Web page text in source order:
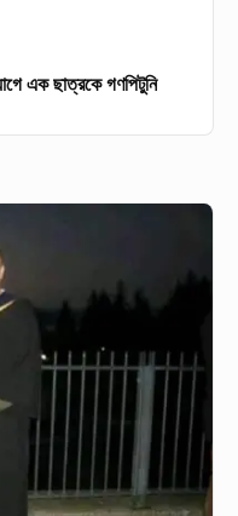
এক ছাত্রকে গণপিটুনি